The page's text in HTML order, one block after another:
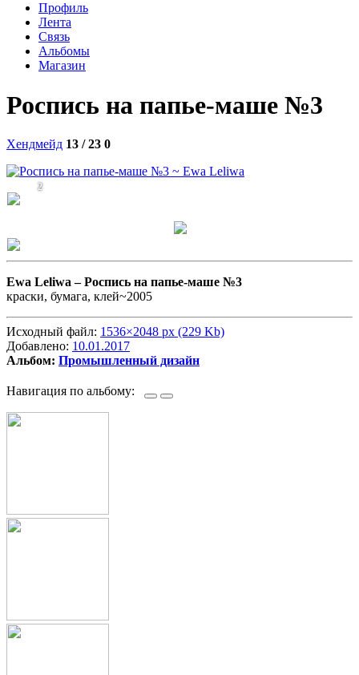
Профиль
Лента
Связь
Альбомы
Магазин
Роспись на папье-маше №3
Хендмейд 13 / 23 0
2
Ewa Leliwa –Роспись на папье-маше №3
краски, бумага, клей~2005
Исходный файл: 1536×2048 px (229 Kb)
Добавлено: 10.01.2017
Альбом: Промышленный дизайн
Навигация по альбому: